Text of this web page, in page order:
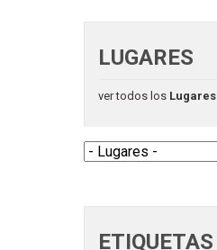
LUGARES
ver todos los Lugares
ETIQUETAS